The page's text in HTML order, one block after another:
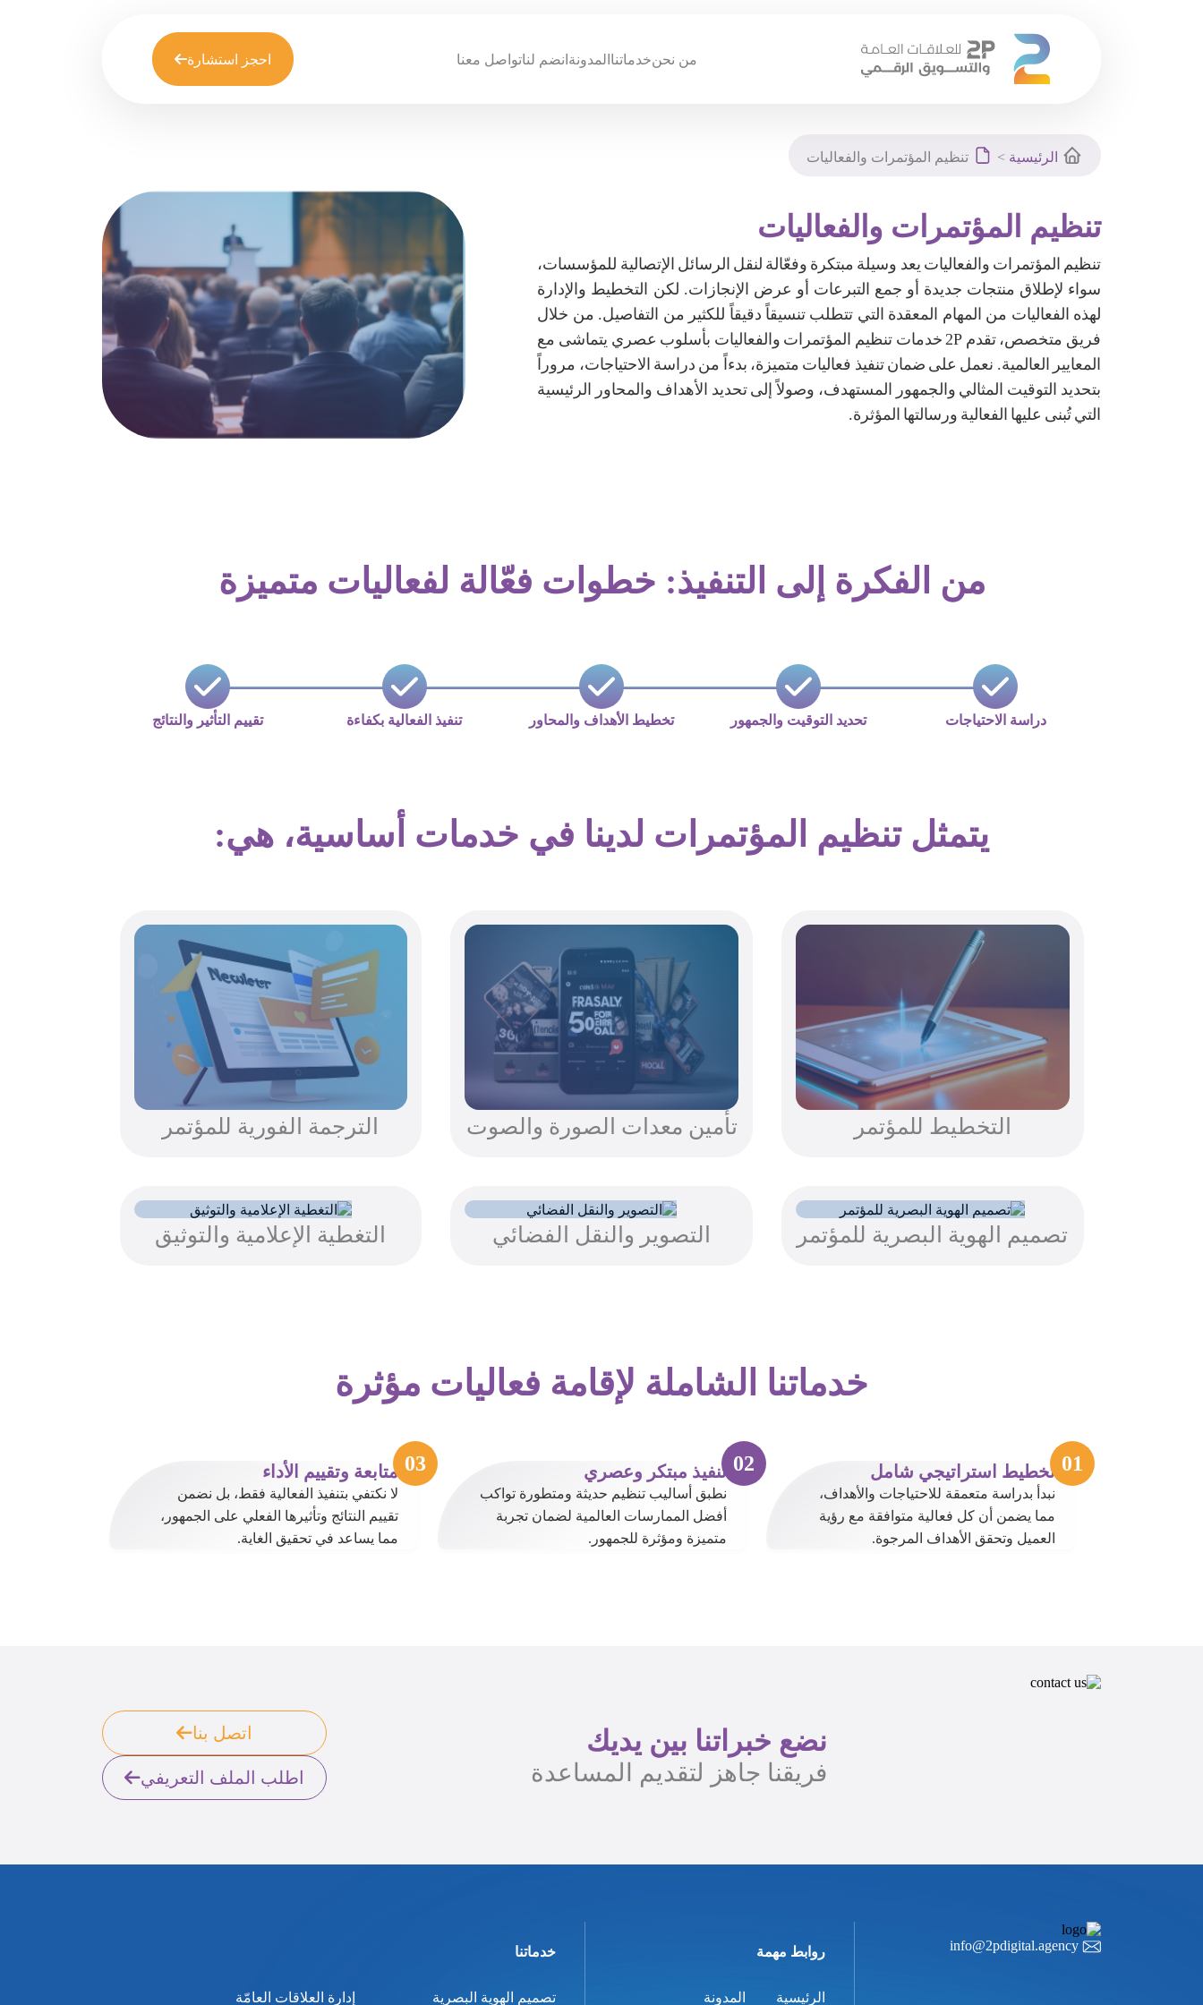
من نحنخدماتنا المدونة انضم لناتواصل معنا احجز استشارة
الرئيسية > تنظيم المؤتمرات والفعاليات
تنظيم المؤتمرات والفعاليات
تنظيم المؤتمرات والفعاليات يعد وسيلة مبتكرة وفعّالة لنقل الرسائل الإتصالية للمؤسسات،
سواء لإطلاق منتجات جديدة أو جمع التبرعات أو عرض الإنجازات. لكن التخطيط والإدارة
لهذه الفعاليات من المهام المعقدة التي تتطلب تنسيقاً دقيقاً للكثير من التفاصيل. من خلال
فريق متخصص، تقدم 2P خدمات تنظيم المؤتمرات والفعاليات بأسلوب عصري يتماشى مع
المعايير العالمية. نعمل على ضمان تنفيذ فعاليات متميزة، بدءاً من دراسة الاحتياجات، مروراً
بتحديد التوقيت المثالي والجمهور المستهدف، وصولاً إلى تحديد الأهداف والمحاور الرئيسية
التي تُبنى عليها الفعالية ورسالتها المؤثرة.
من الفكرة إلى التنفيذ: خطوات فعّالة لفعاليات متميزة
دراسة الاحتياجات تحديد التوقيت والجمهور تخطيط الأهداف والمحاور تنفيذ الفعالية بكفاءة تقييم التأثير والنتائج
يتمثل تنظيم المؤتمرات لدينا في خدمات أساسية، هي:
التخطيط للمؤتمر تأمين معدات الصورة والصوت الترجمة الفورية للمؤتمر
تصميم الهوية البصرية للمؤتمر التصوير والنقل الفضائي التغطية الإعلامية والتوثيق
خدماتنا الشاملة لإقامة فعاليات مؤثرة
تخطيط استراتيجي شامل
نبدأ بدراسة متعمقة للاحتياجات والأهداف،
مما يضمن أن كل فعالية متوافقة مع رؤية
العميل وتحقق الأهداف المرجوة.
تنفيذ مبتكر وعصري
نطبق أساليب تنظيم حديثة ومتطورة تواكب
أفضل الممارسات العالمية لضمان تجربة
متميزة ومؤثرة للجمهور.
متابعة وتقييم الأداء
لا نكتفي بتنفيذ الفعالية فقط، بل نضمن
تقييم النتائج وتأثيرها الفعلي على الجمهور،
مما يساعد في تحقيق الغاية.
نضع خبراتنا بين يديك
فريقنا جاهز لتقديم المساعدة
اتصل بنا
اطلب الملف التعريفي
info@2pdigital.agency روابط مهمة
الرئيسية المدونة
خدماتنا
تصميم الهوية البصرية إدارة العلاقات العامّة